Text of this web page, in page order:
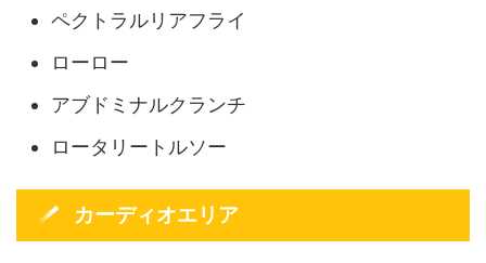
ペクトラルリアフライ
ローロー
アブドミナルクランチ
ロータリートルソー
カーディオエリア